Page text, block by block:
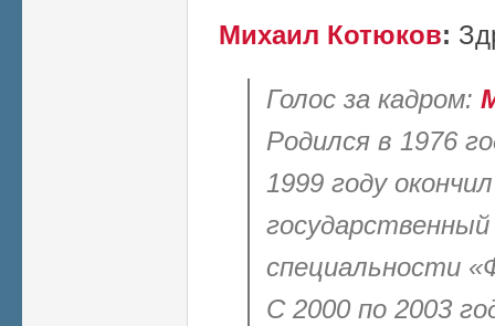
Михаил Котюков:
Голос за кадром:
Родился в 1976
1999 году
специальности
С 2000 по 2003